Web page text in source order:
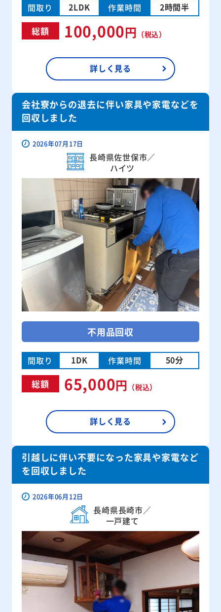
間取り 2LDK 作業時間 2時間半
総額 100,000円 （税込）
詳しく見る
会社寮からの退去に伴い家具や家電などを
回収しました
2026年07月17日
長崎県佐世保市／
ハイツ
不用品回収
間取り 1DK 作業時間 50分
総額 65,000円 （税込）
詳しく見る
引越しに伴い不要になった家具や家電など
を回収しました
2026年06月12日
長崎県長崎市／
一戸建て